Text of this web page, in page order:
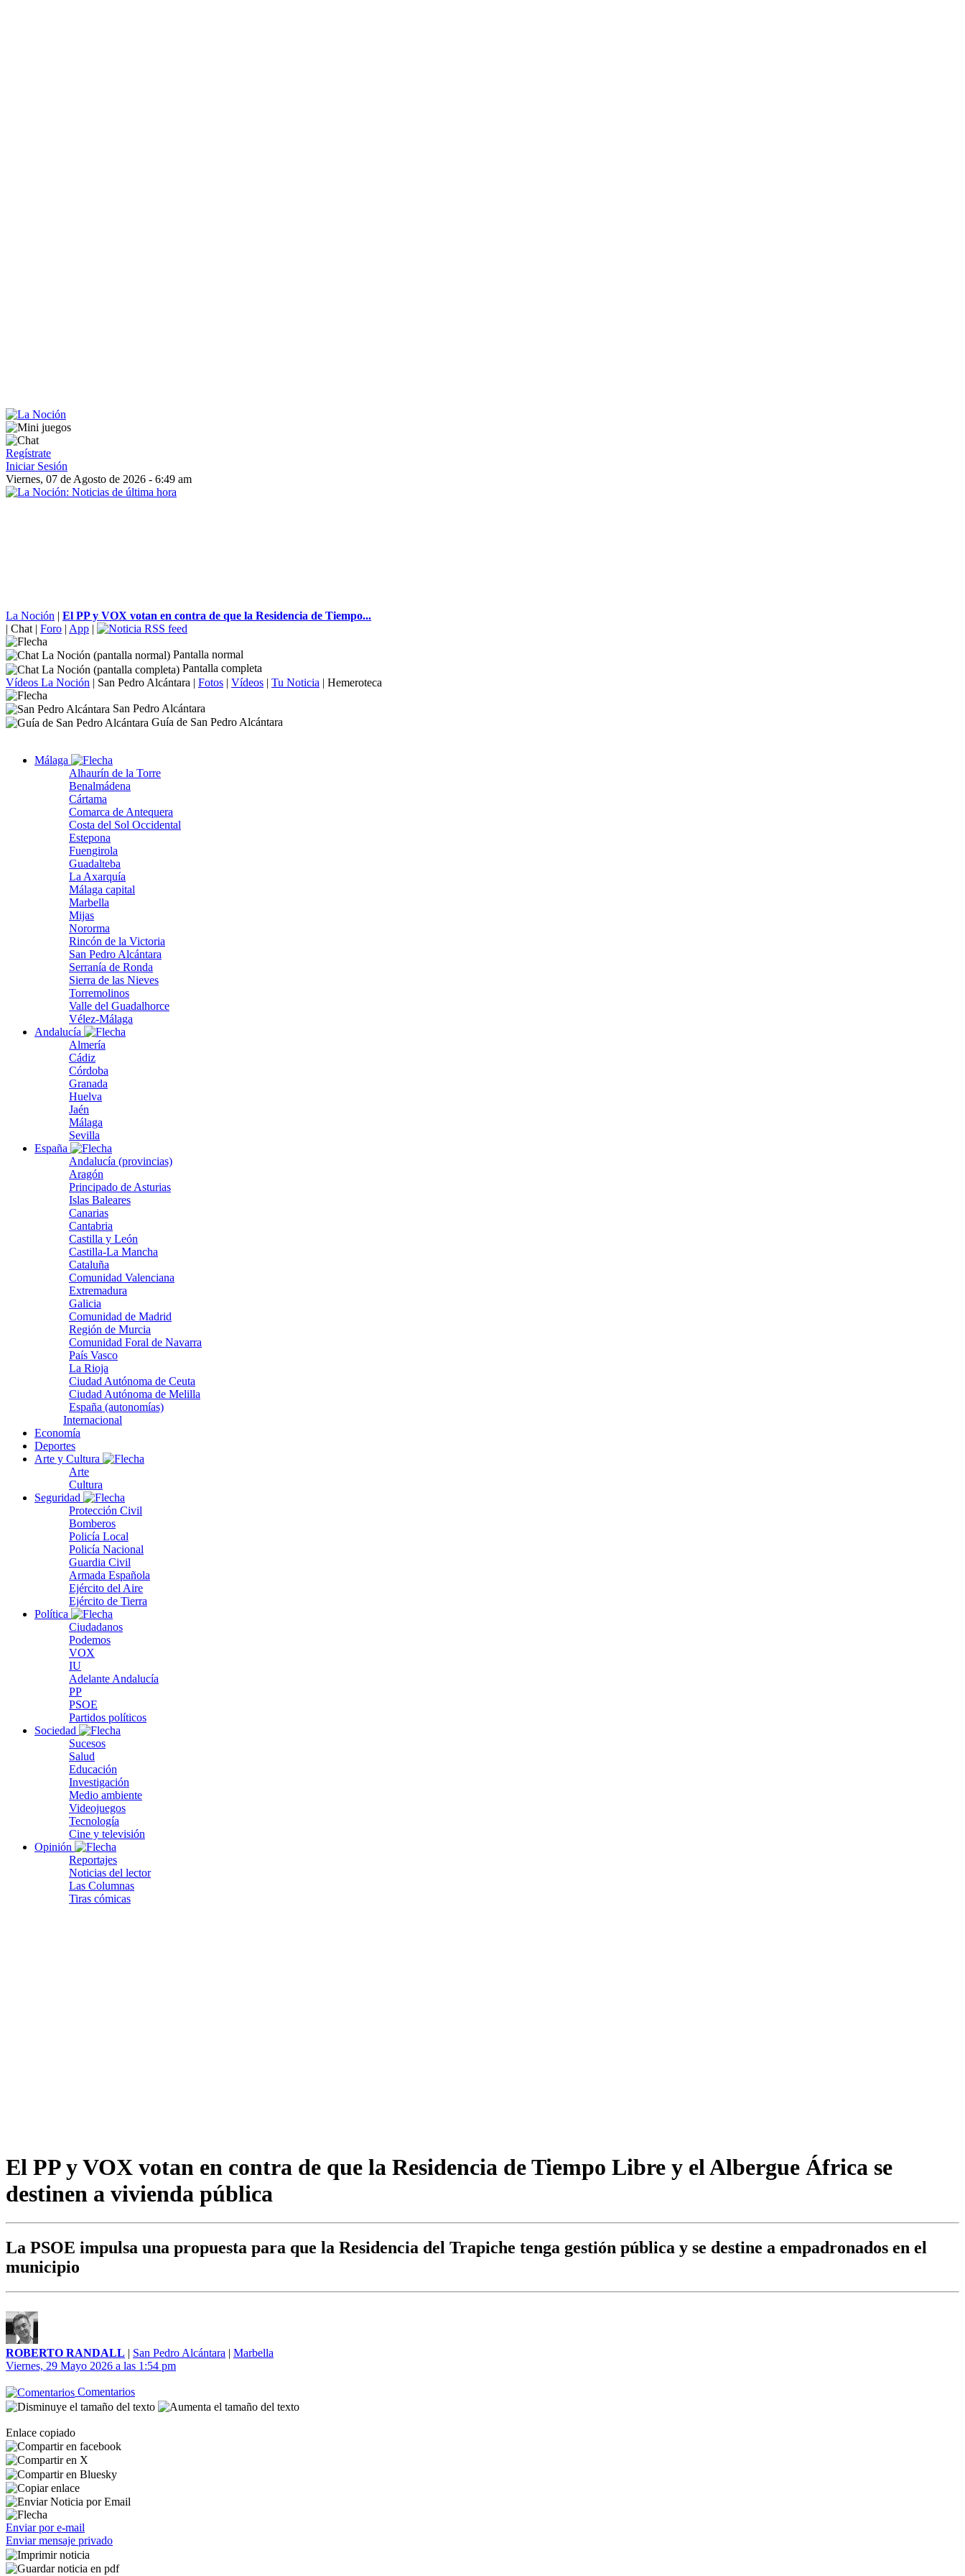
Regístrate
Iniciar Sesión
Viernes, 07 de Agosto de 2026 - 6:49 am
La Noción | El PP y VOX votan en contra de que la Residencia de Tiempo...
| Chat | Foro | App |
Pantalla normal
Pantalla completa
Vídeos La Noción | San Pedro Alcántara | Fotos | Vídeos | Tu Noticia | Hemeroteca
San Pedro Alcántara
Guía de San Pedro Alcántara
Málaga
Alhaurín de la Torre
Benalmádena
Cártama
Comarca de Antequera
Costa del Sol Occidental
Estepona
Fuengirola
Guadalteba
La Axarquía
Málaga capital
Marbella
Mijas
Nororma
Rincón de la Victoria
San Pedro Alcántara
Serranía de Ronda
Sierra de las Nieves
Torremolinos
Valle del Guadalhorce
Vélez-Málaga
Andalucía
Almería
Cádiz
Córdoba
Granada
Huelva
Jaén
Málaga
Sevilla
España
Andalucía (provincias)
Aragón
Principado de Asturias
Islas Baleares
Canarias
Cantabria
Castilla y León
Castilla-La Mancha
Cataluña
Comunidad Valenciana
Extremadura
Galicia
Comunidad de Madrid
Región de Murcia
Comunidad Foral de Navarra
País Vasco
La Rioja
Ciudad Autónoma de Ceuta
Ciudad Autónoma de Melilla
España (autonomías)
Internacional
Economía
Deportes
Arte y Cultura
Arte
Cultura
Seguridad
Protección Civil
Bomberos
Policía Local
Policía Nacional
Guardia Civil
Armada Española
Ejército del Aire
Ejército de Tierra
Política
Ciudadanos
Podemos
VOX
IU
Adelante Andalucía
PP
PSOE
Partidos políticos
Sociedad
Sucesos
Salud
Educación
Investigación
Medio ambiente
Videojuegos
Tecnología
Cine y televisión
Opinión
Reportajes
Noticias del lector
Las Columnas
Tiras cómicas
El PP y VOX votan en contra de que la Residencia de Tiempo Libre y el Albergue África se
destinen a vivienda pública
La PSOE impulsa una propuesta para que la Residencia del Trapiche tenga gestión pública y se destine a empadronados en el
municipio
ROBERTO RANDALL | San Pedro Alcántara | Marbella
Viernes, 29 Mayo 2026 a las 1:54 pm
Comentarios
Enlace copiado
Enviar por e-mail
Enviar mensaje privado